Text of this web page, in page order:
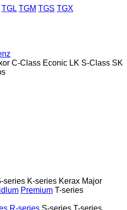
TGL TGM TGS TGX
C-Class Econic LK S-Class SK
series K-series Kerax Major
Premium T-series
R-series S-series T-series